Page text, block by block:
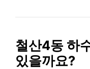
철산4동 하
있을까요?